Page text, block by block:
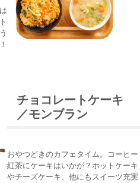
チョコレートケーキ
／モンブラン
おやつどきのカフェタイム。コーヒー
紅茶にケーキはいかが？ホットケーキ
やチーズケーキ、他にもスイーツ充実